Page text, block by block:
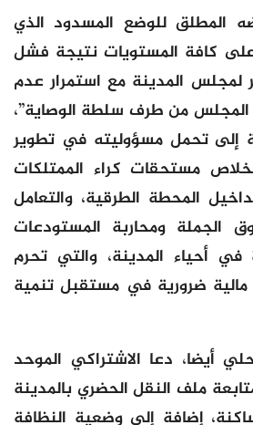
المطلق للوضع المسدود الذي
كافة المستويات نتيجة فشل
لمجلس المدينة مع استمرار عدم
المجلس من طرف سلطة الوصاية”،
إلى تحمل مسؤوليته في تطوير
مستحقات كراء الممتلكات
المحطة الطرقية، والتعامل
ومحاربة المستودعات
في أحياء المدينة، والتي تحرم
ضرورية في مستقبل تنمية
أيضا، دعا الاشتراكي الموحد
ملف النقل الحضري بالمدينة
إضافة إلى وضعية النظافة